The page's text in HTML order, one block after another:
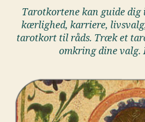
Tarotkortene kan guide dig
kærlighed, karriere,
tarotkort til råds. Træk et
omkring dine valg.